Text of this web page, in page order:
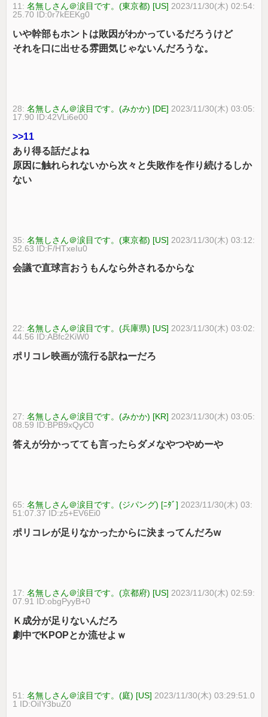
11:名無しさん＠涙目です。(東京都) [US] 2023/11/30(木) 02:54:
25.70 ID:0r7kEEKg0
いや幹部もホントは敗因がわかっているだろうけど
それを口に出せる雰囲気じゃないんだろうな。
28:名無しさん＠涙目です。(みかか) [DE] 2023/11/30(木) 03:05:
17.90 ID:42VLi6e00
>>11
あり得る話だよね
原因に触れられないから次々と失敗作を作り続けるしか
ない
35:名無しさん＠涙目です。(東京都) [US] 2023/11/30(木) 03:12:
52.63 ID:F/HTxeIu0
会議で直球言おうもんなら外されるからな
22:名無しさん＠涙目です。(兵庫県) [US] 2023/11/30(木) 03:02:
44.56 ID:ABfc2KiW0
ポリコレ映画が流行る訳ねーだろ
27:名無しさん＠涙目です。(みかか) [KR] 2023/11/30(木) 03:05:
08.59 ID:BPB9xQyC0
答えが分かってても言ったらダメなやつやめーや
65:名無しさん＠涙目です。(ジパング) [ﾆﾀﾞ] 2023/11/30(木) 03:
51:07.37 ID:z5+EV6Ei0
ポリコレが足りなかったからに決まってんだろw
17:名無しさん＠涙目です。(京都府) [US] 2023/11/30(木) 02:59:
07.91 ID:obgPyyB+0
Ｋ成分が足りないんだろ
劇中でKPOPとか流せよｗ
51:名無しさん＠涙目です。(庭) [US] 2023/11/30(木) 03:29:51.0
1 ID:OiIY3buZ0